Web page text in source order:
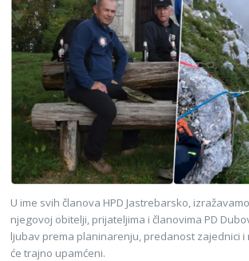
U ime svih članova HPD Jastrebarsko,
njegovoj obitelji, prijateljima i članovima PD
ljubav prema planinarenju, predanost zajednici
će trajno upamćeni.